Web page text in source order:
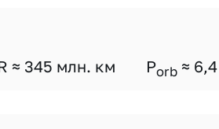
≈ 345 млн. км Porb ≈ 6,4